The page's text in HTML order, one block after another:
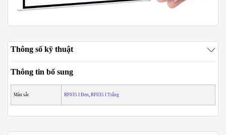
Thông số kỹ thuật
Thông tin bổ sung
Màu sắc RF035 I Đen, RF035 I Trắng